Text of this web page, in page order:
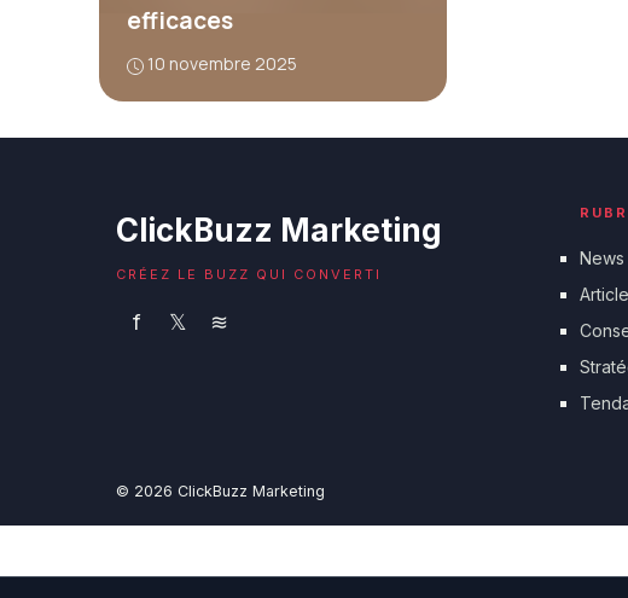
efficaces
10 novembre 2025
ClickBuzz Marketing
CRÉEZ LE BUZZ QUI CONVERTI
f 𝕏 ≋
News
© 2026 ClickBuzz Marketing